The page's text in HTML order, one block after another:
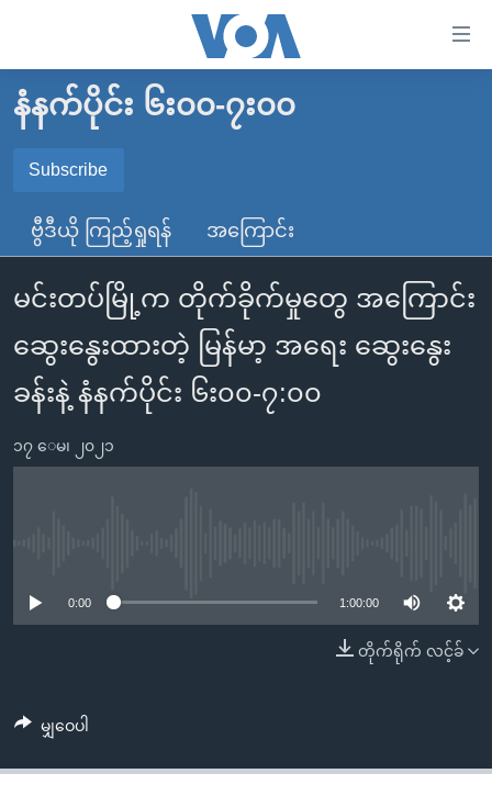
လွယ်ကူ
စေ
သည့်
Link
များ
ပင်မ
အကြောင်းအရာ
သို့
ကျော်
ရန်
ပင်မ
ကျော်
နေရာ
မူလစာမျက်နှာ
နိုင်ငံတကာ
တရုတ်
အစ္စရေး-ပါလက်စတိုင်း
ဗွီဒီယို
ရပ်ဝန်းတခု လမ်းတခု အလွန်
အင်္ဂလိပ်စာလေ့လာမယ်
အမေရိကန်သုံးအီဒီယံ
ရုပ်ရှင်ထဲက အင်္ဂလိပ်စာ
အပတ်စဉ်ကဏ္ဍများ
တီဗွီ
ရေဒီယို/တီဗွီအစီအစဉ်
နံနက်ပိုင်း ၆း၀၀-၇း၀၀
Subscribe
Spotify
ရယူရန်
ဗွီဒီယို ကြည့်ရှုရန် အကြောင်း
မင်းတပ်မြို့က တိုက်ခိုက်မှုတွေ အကြောင်း
ဆွေးနွေးထားတဲ့ မြန်မာ့ အရေး ဆွေးနွေး
ခန်းနဲ့ နံနက်ပိုင်း ၆း၀၀-၇:၀၀
၁၇ ေမ၊ ၂၀၂၁
0:00 1:00:00
တိုက်ရိုက် လင့်ခ်
မျှဝေပါ